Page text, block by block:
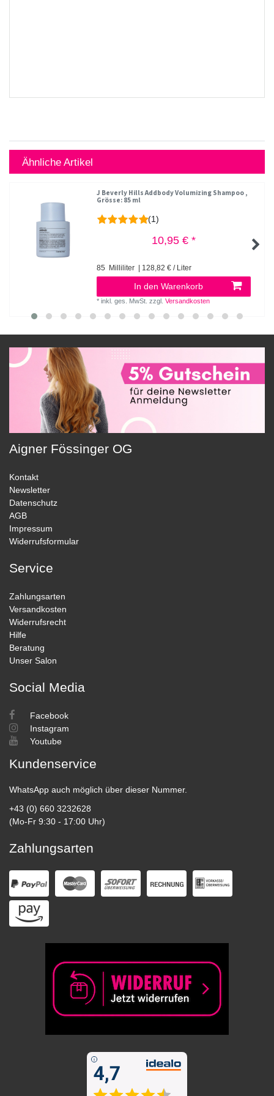
Ähnliche Artikel
J Beverly Hills Addbody Volumizing Shampoo ,
Grösse: 85 ml
(1)
10,95 € *
85 Milliliter | 128,82 € / Liter
In den Warenkorb
*inkl. ges. MwSt. zzgl.Versandkosten
Aigner Fössinger OG
Kontakt
Newsletter
Datenschutz
AGB
Impressum
Widerrufsformular
Service
Zahlungsarten
Versandkosten
Widerrufsrecht
Hilfe
Beratung
Unser Salon
Social Media
Facebook
Instagram
Youtube
Kundenservice
WhatsApp auch möglich über dieser Nummer.
+43 (0) 660 3232628
(Mo-Fr 9:30 - 17:00 Uhr)
Zahlungsarten